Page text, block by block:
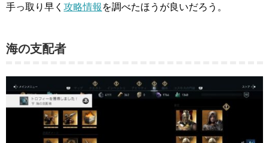
手っ取り早く 攻略情報 を調べたほうが良いだろう。
海の支配者